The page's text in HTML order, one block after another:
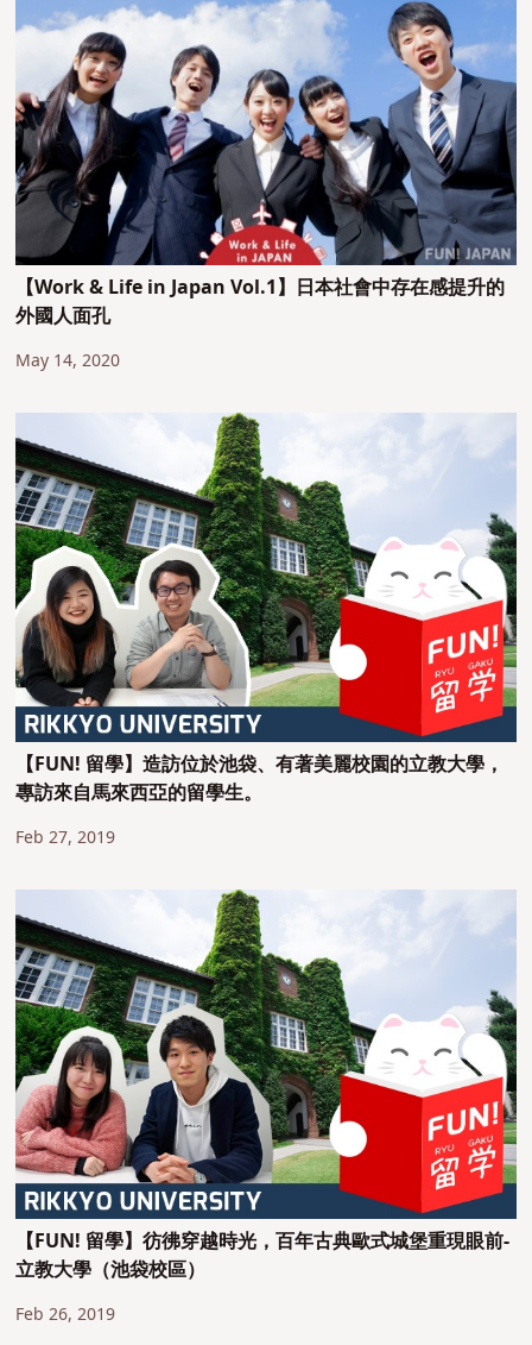
【Work & Life in Japan Vol.1】日本社會中存在感提升的
外國人面孔
May 14, 2020
【FUN! 留學】造訪位於池袋、有著美麗校園的立教大學，
專訪來自馬來西亞的留學生。
Feb 27, 2019
【FUN! 留學】彷彿穿越時光，百年古典歐式城堡重現眼前-
立教大學（池袋校區）
Feb 26, 2019